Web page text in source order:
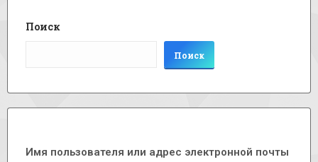
Поиск
Поиск
Имя пользователя или адрес электронной почты